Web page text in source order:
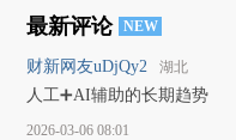
最新评论 NEW
财新网友uDjQy2 湖北
人工➕AI辅助的长期趋势
2026-03-06 08:01